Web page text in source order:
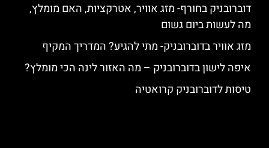
דוברובניק בחורף- מזג אוויר, אטרקציות, האם מומלץ,
מה לעשות ביום גשום
מזג אוויר בדוברובניק- מתי להגיע? המדריך המקיף
איפה לישון בדוברובניק – מה האזור לינה הכי מומלץ?
טיסות לדוברובניק קרואטיה